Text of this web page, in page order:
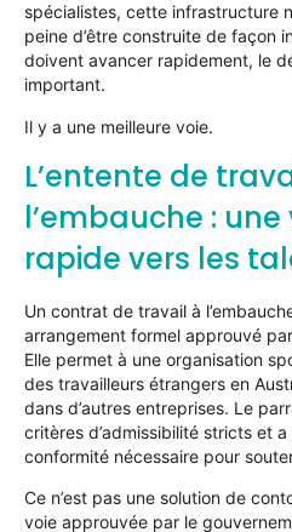
spécialistes, cette infrastructure
peine d’être construite de façon
doivent avancer rapidement, le
important.
Il y a une meilleure voie.
L’entente de
l’embauche :
rapide vers les
Un contrat de travail à
arrangement formel approuvé
Elle permet à une organisation
des travailleurs étrangers en
dans d’autres entreprises. Le
critères d’admissibilité stricts et
conformité nécessaire pour
Ce n’est pas une solution de
voie approuvée par le